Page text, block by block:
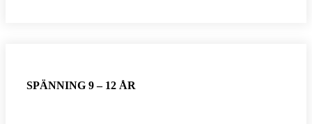
SPÄNNING 9 – 12 ÅR